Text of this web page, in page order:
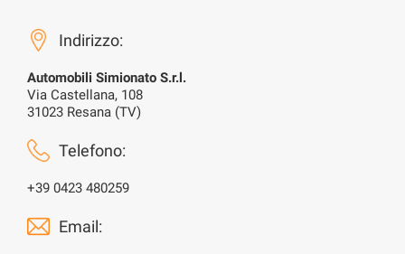
Indirizzo:
Automobili Simionato S.r.l.
Via Castellana, 108
31023 Resana (TV)
Telefono:
+39 0423 480259
Email: